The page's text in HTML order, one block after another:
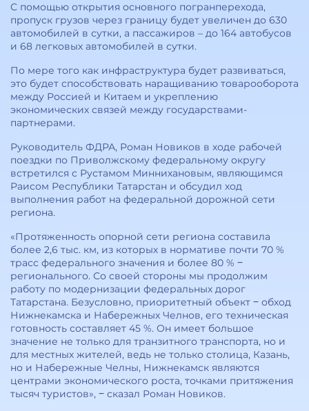
С помощью открытия основного погранперехода,
пропуск грузов через границу будет увеличен до 630
автомобилей в сутки, а пассажиров – до 164 автобусов
и 68 легковых автомобилей в сутки.
По мере того как инфраструктура будет развиваться,
это будет способствовать наращиванию товарооборота
между Россией и Китаем и укреплению
экономических связей между государствами-
партнерами.
Руководитель ФДРА, Роман Новиков в ходе рабочей
поездки по Приволжскому федеральному округу
встретился с Рустамом Миннихановым, являющимся
Раисом Республики Татарстан и обсудил ход
выполнения работ на федеральной дорожной сети
региона.
«Протяженность опорной сети региона составила
более 2,6 тыс. км, из которых в нормативе почти 70 %
трасс федерального значения и более 80 % ‒
регионального. Со своей стороны мы продолжим
работу по модернизации федеральных дорог
Татарстана. Безусловно, приоритетный объект ‒ обход
Нижнекамска и Набережных Челнов, его техническая
готовность составляет 45 %. Он имеет большое
значение не только для транзитного транспорта, но и
для местных жителей, ведь не только столица, Казань,
но и Набережные Челны, Нижнекамск являются
центрами экономического роста, точками притяжения
тысяч туристов», ‒ сказал Роман Новиков.